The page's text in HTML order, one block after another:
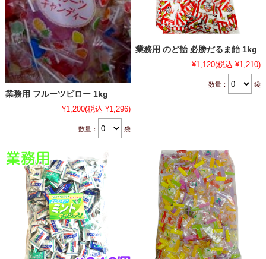
業務用 フルーツピロー 1kg
¥1,200(税込 ¥1,296)
数量： 袋
業務用 のど飴 必勝だるま飴 1kg
¥1,120(税込 ¥1,210)
数量： 袋